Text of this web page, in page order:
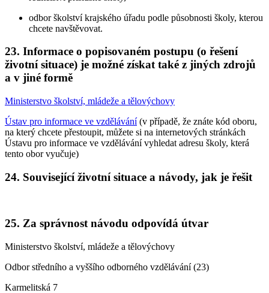
odbor školství krajského úřadu podle působnosti školy, kterou
chcete navštěvovat.
23. Informace o popisovaném postupu (o řešení
životní situace) je možné získat také z jiných zdrojů
a v jiné formě
Ministerstvo školství, mládeže a tělovýchovy
Ústav pro informace ve vzdělávání(v případě, že znáte kód oboru,
na který chcete přestoupit, můžete si na internetových stránkách
Ústavu pro informace ve vzdělávání vyhledat adresu školy, která
tento obor vyučuje)
24. Související životní situace a návody, jak je řešit
25. Za správnost návodu odpovídá útvar
Ministerstvo školství, mládeže a tělovýchovy
Odbor středního a vyššího odborného vzdělávání (23)
Karmelitská 7